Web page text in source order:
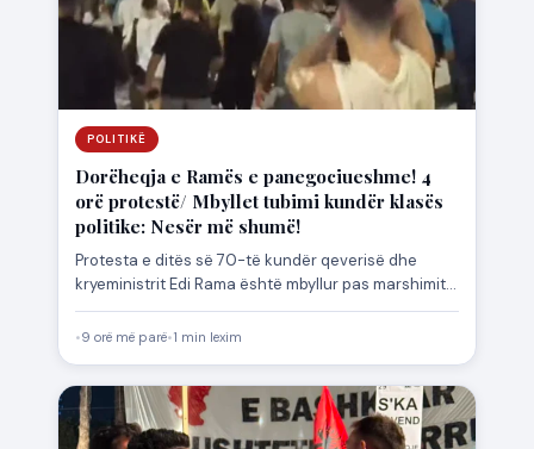
POLITIKË
Dorëheqja e Ramës e panegociueshme! 4
orë protestë/ Mbyllet tubimi kundër klasës
politike: Nesër më shumë!
Protesta e ditës së 70-të kundër qeverisë dhe
kryeministrit Edi Rama është mbyllur pas marshimit
të qytetarëve në…
•9 orë më parë•1 min lexim